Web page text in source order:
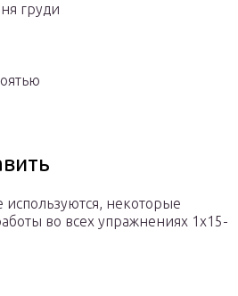
груди
используются, некоторые
во всех упражнениях 1х15-